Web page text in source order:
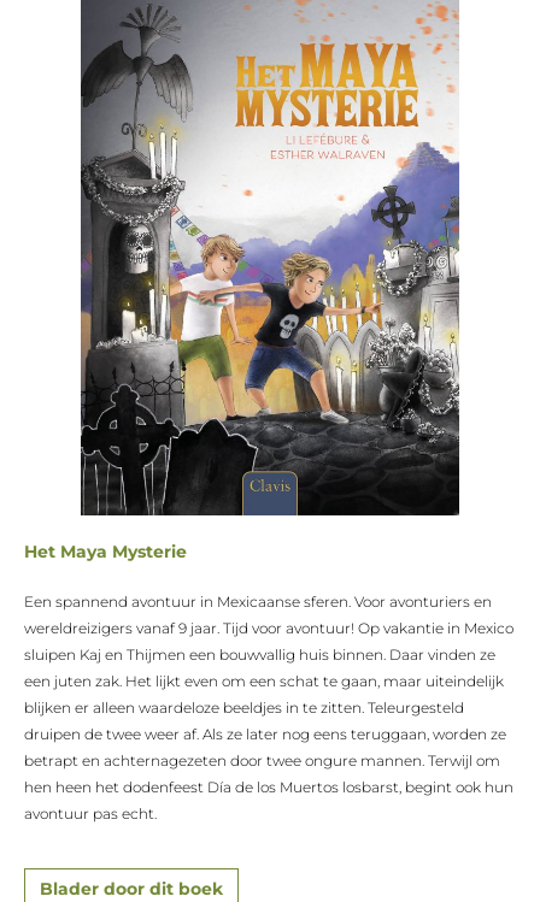
Het Maya Mysterie
Een spannend avontuur in Mexicaanse sferen. Voor avonturiers en
wereldreizigers vanaf 9 jaar. Tijd voor avontuur! Op vakantie in Mexico
sluipen Kaj en Thijmen een bouwvallig huis binnen. Daar vinden ze
een juten zak. Het lijkt even om een schat te gaan, maar uiteindelijk
blijken er alleen waardeloze beeldjes in te zitten. Teleurgesteld
druipen de twee weer af. Als ze later nog eens teruggaan, worden ze
betrapt en achternagezeten door twee ongure mannen. Terwijl om
hen heen het dodenfeest Día de los Muertos losbarst, begint ook hun
avontuur pas echt.
Blader door dit boek